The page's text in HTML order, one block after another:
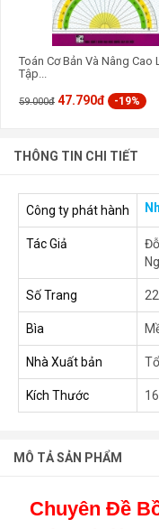
Toán Cơ Bản Và Nâng Cao
Tập...
59.000đ 47.790đ -19%
THÔNG TIN CHI TIẾT
Công ty phát hành
Tác Giả
Số Trang
Bìa
Nhà Xuất bản
Kích Thước
MÔ TẢ SẢN PHẨM
Chuyên Đề